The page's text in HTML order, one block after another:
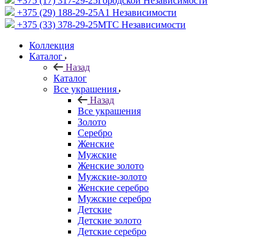
+375 (29) 188-29-25A1 Независимости
+375 (33) 378-29-25МТС Независимости
Коллекция
Каталог
Назад
Каталог
Все украшения
Назад
Все украшения
Золото
Серебро
Женские
Мужские
Женские золото
Мужские-золото
Женские серебро
Мужские серебро
Детские
Детские золото
Детские серебро